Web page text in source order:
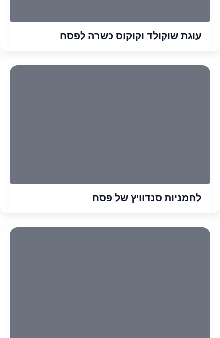
עוגת שוקולד וקוקוס כשרה לפסח
לחמניות סנדוויץ של פסח